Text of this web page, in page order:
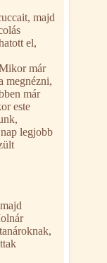
majd
el,
már
megnézni,
már
este
legjobb